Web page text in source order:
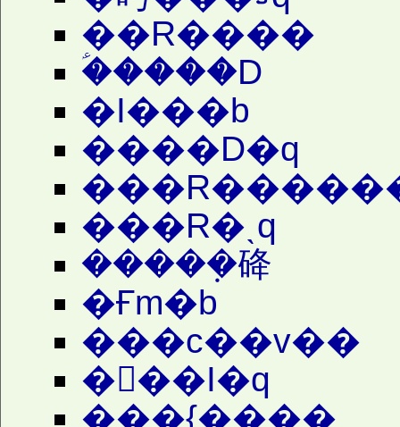
��R����
�ؑ����D
�I���b
����D�q
���R�ˎq
�����݂䂫
�Ғm�b
���c��v��
�󗈖��I�q
���{����